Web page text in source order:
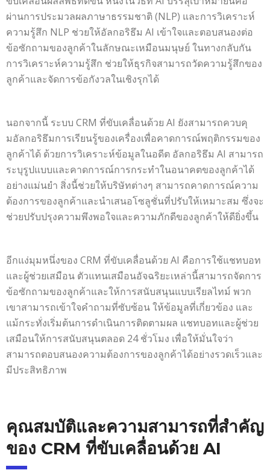
ผ่านการประมวลผลภาษาธรรมชาติ (NLP) และการวิเคราะห์
ความรู้สึก NLP ช่วยให้อัลกอริธึม AI เข้าใจและตอบสนองต่อ
ข้อซักถามของลูกค้าในลักษณะเหมือนมนุษย์ ในทางกลับกัน
การวิเคราะห์ความรู้สึก ช่วยให้ธุรกิจสามารถวัดความรู้สึกของ
ลูกค้าและจัดการข้อกังวลในเชิงรุกได้
นอกจากนี้ ระบบ CRM ที่ขับเคลื่อนด้วย AI ยังสามารถควบคุ
มอัลกอริธึมการเรียนรู้ของเครื่องเพื่อคาดการณ์พฤติกรรมของ
ลูกค้าได้ ด้วยการวิเคราะห์ข้อมูลในอดีต อัลกอริธึม AI สามารถ
ระบุรูปแบบและคาดการณ์การกระทำในอนาคตของลูกค้าได้
อย่างแม่นยำ สิ่งนี้ช่วยให้บริษัทต่างๆ สามารถคาดการณ์ความ
ต้องการของลูกค้าและนำเสนอโซลูชั่นที่ปรับให้เหมาะสม ซึ่งจะ
ช่วยปรับปรุงความพึงพอใจและความภักดีของลูกค้าให้ดียิ่งขึ้น
อีกแง่มุมหนึ่งของ CRM ที่ขับเคลื่อนด้วย AI คือการใช้แชทบอท
และผู้ช่วยเสมือน ตัวแทนเสมือนอัจฉริยะเหล่านี้สามารถจัดการ
ข้อซักถามของลูกค้าและให้การสนับสนุนแบบเรียลไทม์ พวก
เขาสามารถเข้าใจคำถามที่ซับซ้อน ให้ข้อมูลที่เกี่ยวข้อง และ
แม้กระทั่งเริ่มต้นการดำเนินการติดตามผล แชทบอทและผู้ช่วย
เสมือนให้การสนับสนุนตลอด 24 ชั่วโมง เพื่อให้มั่นใจว่า
สามารถตอบสนองความต้องการของลูกค้าได้อย่างรวดเร็วและ
มีประสิทธิภาพ
คุณสมบัติและความสามารถที่สำคัญ
ของ CRM ที่ขับเคลื่อนด้วย AI